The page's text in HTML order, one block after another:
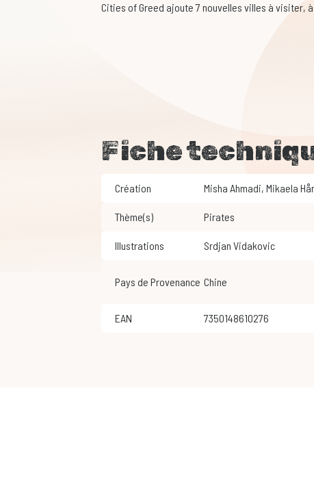
Cities of Greed ajoute 7 nouvelles villes à visiter,
Fiche
Création Misha Ahmadi, Mikaela
Thème(s) Pirates
Illustrations Srdjan Vidakovic
Pays de Provenance Chine
EAN 7350148610276